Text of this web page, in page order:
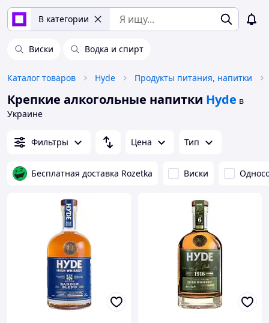
В категории
Виски Водка и спирт
Каталог товаров Hyde Продукты питания, напитки
Крепкие алкогольные напитки Hyde в
Украине
Фильтры Цена Тип
Бесплатная доставка Rozetka Виски